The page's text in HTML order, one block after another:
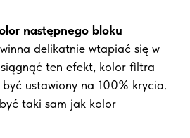
następnego bloku
delikatnie wtapiać się w
ten efekt, kolor filtra
ustawiony na 100% krycia.
taki sam jak kolor